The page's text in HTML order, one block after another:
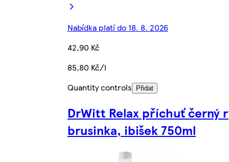
Nabídka platí do 18. 8. 2026
42,90 Kč
85,80 Kč/l
Quantity controls
Přidat
DrWitt Relax příchuť černý
brusinka, ibišek 750ml